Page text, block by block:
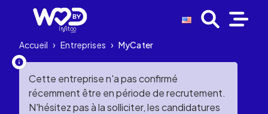
Accueil › Entreprises › MyCater
Cette entreprise n'a pas confirmé
récemment être en période de recrutement.
N'hésitez pas à la solliciter, les candidatures